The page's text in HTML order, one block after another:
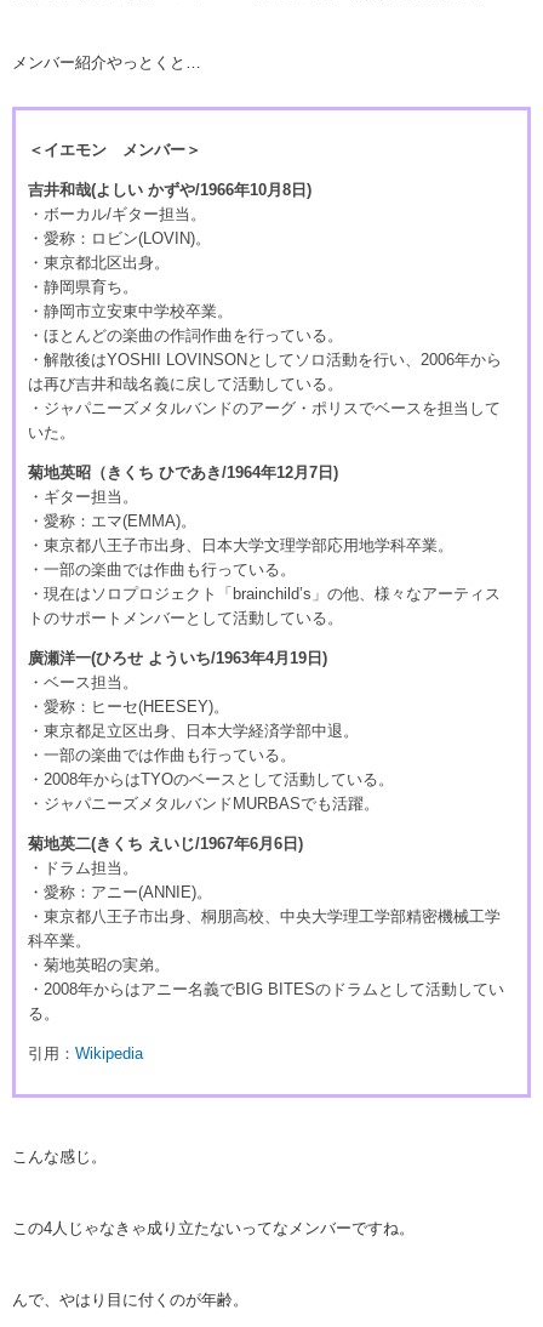
メンバー紹介やっとくと…
＜イエモン メンバー＞
吉井和哉(よしい かずや/1966年10月8日)
・ボーカル/ギター担当。
・愛称：ロビン(LOVIN)。
・東京都北区出身。
・静岡県育ち。
・静岡市立安東中学校卒業。
・ほとんどの楽曲の作詞作曲を行っている。
・解散後はYOSHII LOVINSONとしてソロ活動を行い、2006年から
は再び吉井和哉名義に戻して活動している。
・ジャパニーズメタルバンドのアーグ・ポリスでベースを担当して
いた。
菊地英昭（きくち ひであき/1964年12月7日)
・ギター担当。
・愛称：エマ(EMMA)。
・東京都八王子市出身、日本大学文理学部応用地学科卒業。
・一部の楽曲では作曲も行っている。
・現在はソロプロジェクト「brainchild’s」の他、様々なアーティス
トのサポートメンバーとして活動している。
廣瀬洋一(ひろせ よういち/1963年4月19日)
・ベース担当。
・愛称：ヒーセ(HEESEY)。
・東京都足立区出身、日本大学経済学部中退。
・一部の楽曲では作曲も行っている。
・2008年からはTYOのベースとして活動している。
・ジャパニーズメタルバンドMURBASでも活躍。
菊地英二(きくち えいじ/1967年6月6日)
・ドラム担当。
・愛称：アニー(ANNIE)。
・東京都八王子市出身、桐朋高校、中央大学理工学部精密機械工学
科卒業。
・菊地英昭の実弟。
・2008年からはアニー名義でBIG BITESのドラムとして活動してい
る。
引用： Wikipedia
こんな感じ。
この4人じゃなきゃ成り立たないってなメンバーですね。
んで、やはり目に付くのが年齢。